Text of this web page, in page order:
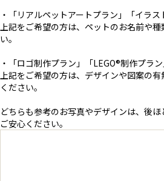
・「リアルペットアートプラン」「イラス
上記をご希望の方は、ペットのお名前や
い。
・「ロゴ制作プラン」「LEGO®︎制作プラン
上記をご希望の方は、デザインや図案の
ください。
どちらも参考のお写真やデザインは、後ほ
ご安心ください。